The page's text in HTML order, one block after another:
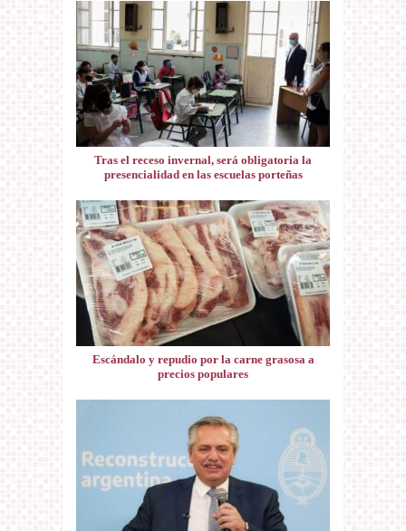
Tras el receso invernal, será obligatoria la
presencialidad en las escuelas porteñas
Escándalo y repudio por la carne grasosa a
precios populares